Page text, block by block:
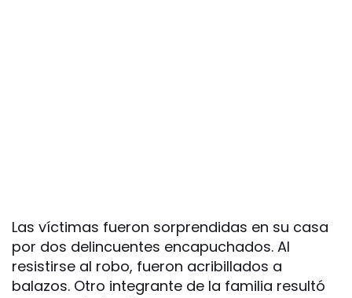
Las víctimas fueron sorprendidas en su casa
por dos delincuentes encapuchados. Al
resistirse al robo, fueron acribillados a
balazos. Otro integrante de la familia resultó